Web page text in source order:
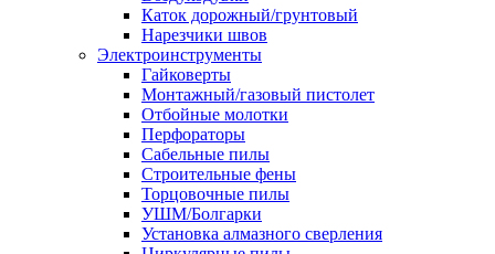
Каток дорожный/грунтовый
Нарезчики швов
Электроинструменты
Гайковерты
Монтажный/газовый пистолет
Отбойные молотки
Перфораторы
Сабельные пилы
Строительные фены
Торцовочные пилы
УШМ/Болгарки
Установка алмазного сверления